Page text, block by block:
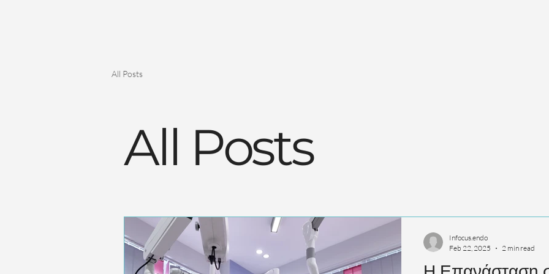
All Posts
All Posts
Infocus.endo
Feb 22, 2025
2 min read